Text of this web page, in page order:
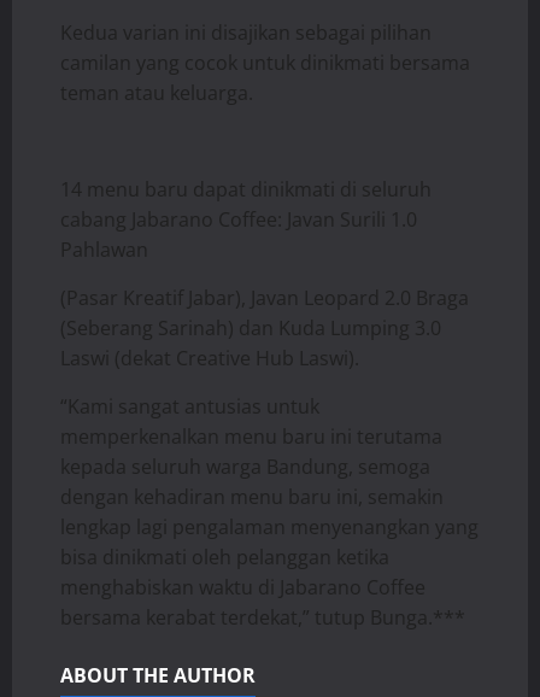
Kedua varian ini disajikan sebagai pilihan
camilan yang cocok untuk dinikmati bersama
teman atau keluarga.
14 menu baru dapat dinikmati di seluruh
cabang Jabarano Coffee: Javan Surili 1.0
Pahlawan
(Pasar Kreatif Jabar), Javan Leopard 2.0 Braga
(Seberang Sarinah) dan Kuda Lumping 3.0
Laswi (dekat Creative Hub Laswi).
“Kami sangat antusias untuk
memperkenalkan menu baru ini terutama
kepada seluruh warga Bandung, semoga
dengan kehadiran menu baru ini, semakin
lengkap lagi pengalaman menyenangkan yang
bisa dinikmati oleh pelanggan ketika
menghabiskan waktu di Jabarano Coffee
bersama kerabat terdekat,” tutup Bunga.***
ABOUT THE AUTHOR